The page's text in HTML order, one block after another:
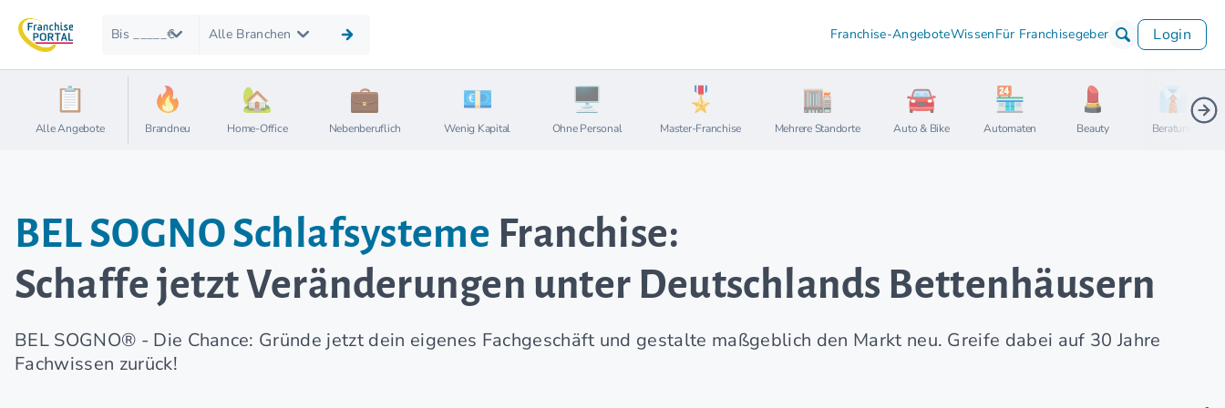
Bis _____€ Alle Branchen Franchise-AngeboteWissenFür Franchisegeber Login
Alle Angebote Brandneu Home-Office Nebenberuflich Wenig Kapital Ohne Personal Master-Franchise Mehrere Standorte Auto & Bike Automaten Beauty Beratung
BEL SOGNO Schlafsysteme Franchise:
Schaffe jetzt Veränderungen unter Deutschlands Bettenhäusern
BEL SOGNO® - Die Chance: Gründe jetzt dein eigenes Fachgeschäft und gestalte maßgeblich den Markt neu. Greife dabei auf 30 Jahre
Fachwissen zurück!